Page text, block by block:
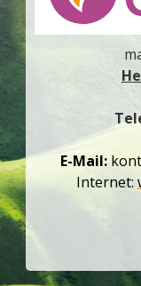
E-Mail:
Internet: